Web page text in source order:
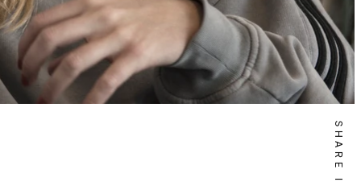
SHARE IT